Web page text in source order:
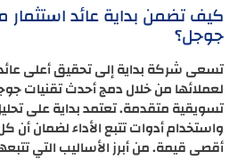
كيف تضمن بداية عائد استثمار
جوجل؟
لعملائها من خلال دمج أحدث تقنيات
تسويقية متقدمة. تعتمد بداية على
واستخدام أدوات تتبع الأداء لضمان أن
أقصى قيمة. من أبرز الأساليب التي